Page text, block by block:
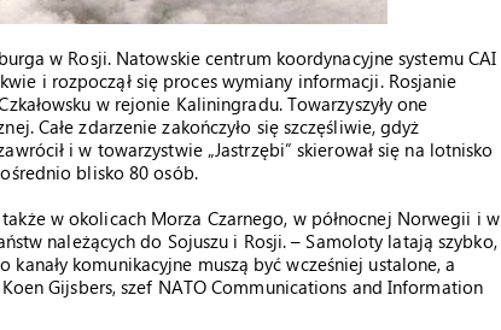
w Rosji. Natowskie centrum koordynacyjne systemu CAI
i rozpoczął się proces wymiany informacji. Rosjanie
w rejonie Kaliningradu. Towarzyszyły one
Całe zdarzenie zakończyło się szczęśliwie, gdyż
i w towarzystwie „Jastrzębi” skierował się na lotnisko
blisko 80 osób.
w okolicach Morza Czarnego, w północnej Norwegii i w
należących do Sojuszu i Rosji. – Samoloty latają szybko,
komunikacyjne muszą być wcześniej ustalone, a
Gijsbers, szef NATO Communications and Information